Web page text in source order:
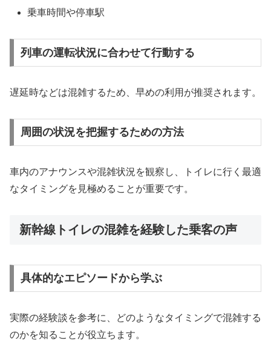
乗車時間や停車駅
列車の運転状況に合わせて行動する
遅延時などは混雑するため、早めの利用が推奨されます。
周囲の状況を把握するための方法
車内のアナウンスや混雑状況を観察し、トイレに行く最適
なタイミングを見極めることが重要です。
新幹線トイレの混雑を経験した乗客の声
具体的なエピソードから学ぶ
実際の経験談を参考に、どのようなタイミングで混雑する
のかを知ることが役立ちます。